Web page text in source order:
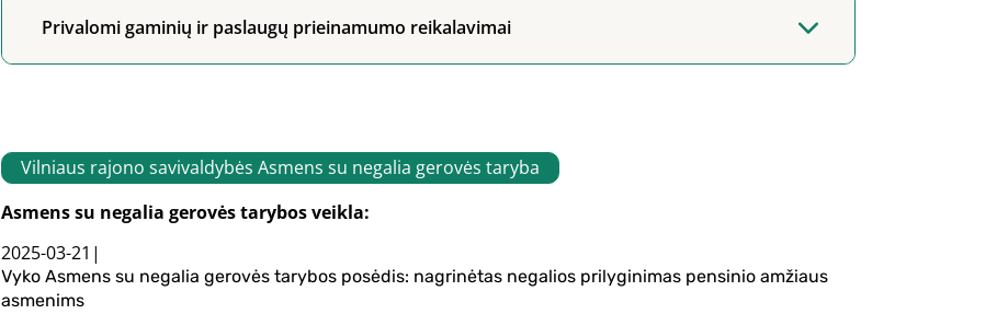
Privalomi gaminių ir paslaugų prieinamumo reikalavimai
Vilniaus rajono savivaldybės Asmens su negalia gerovės taryba
Asmens su negalia gerovės tarybos veikla:
2025-03-21|
Vyko Asmens su negalia gerovės tarybos posėdis: nagrinėtas negalios prilyginimas pensinio amžiaus
asmenims